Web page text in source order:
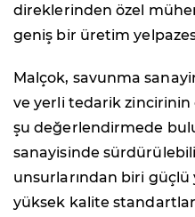
direklerinden özel
geniş bir üretim
Malçok, savunma
ve yerli tedarik
şu değerlendirmede
sanayisinde
unsurlarından biri
yüksek kalite